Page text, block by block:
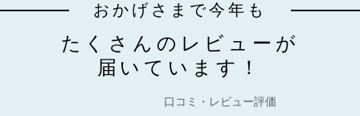
おかげさまで今年も
たくさんのレビューが
届いています！
口コミ・レビュー評価